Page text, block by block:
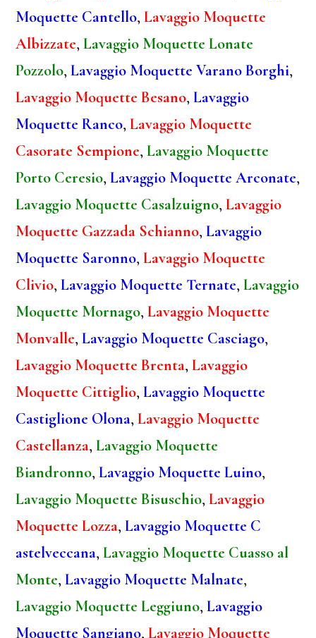
Moquette Cantello,Lavaggio Moquette
Albizzate,Lavaggio Moquette Lonate
Pozzolo,Lavaggio Moquette Varano Borghi,
Lavaggio Moquette Besano,Lavaggio
Moquette Ranco,Lavaggio Moquette
Casorate Sempione,Lavaggio Moquette
Porto Ceresio,Lavaggio Moquette Arconate,
Lavaggio Moquette Casalzuigno,Lavaggio
Moquette Gazzada Schianno,Lavaggio
Moquette Saronno,Lavaggio Moquette
Clivio,Lavaggio Moquette Ternate,Lavaggio
Moquette Mornago,Lavaggio Moquette
Monvalle,Lavaggio Moquette Casciago,
Lavaggio Moquette Brenta,Lavaggio
Moquette Cittiglio,Lavaggio Moquette
Castiglione Olona,Lavaggio Moquette
Castellanza,Lavaggio Moquette
Biandronno,Lavaggio Moquette Luino,
Lavaggio Moquette Bisuschio,Lavaggio
Moquette Lozza,Lavaggio Moquette C
astelveccana,Lavaggio Moquette Cuasso al
Monte,Lavaggio Moquette Malnate,
Lavaggio Moquette Leggiuno,Lavaggio
Moquette Sangiano,Lavaggio Moquette